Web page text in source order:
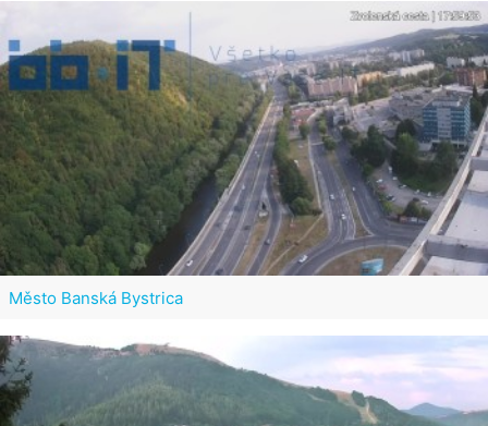
Město Banská Bystrica